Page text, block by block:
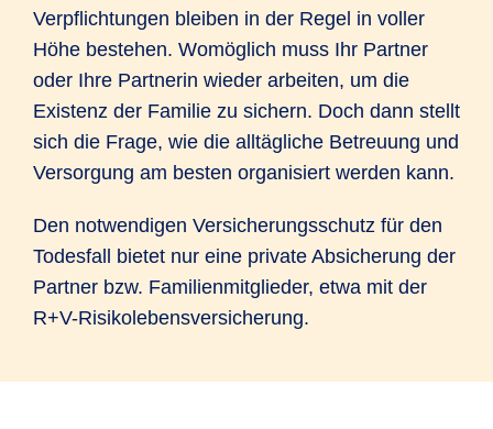
Verpflichtungen bleiben in der Regel in voller
Höhe bestehen. Womöglich muss Ihr Partner
oder Ihre Partnerin wieder arbeiten, um die
Existenz der Familie zu sichern. Doch dann stellt
sich die Frage, wie die alltägliche Betreuung und
Versorgung am besten organisiert werden kann.
Den notwendigen Versicherungsschutz für den
Todesfall bietet nur eine private Absicherung der
Partner bzw. Familienmitglieder, etwa mit der
R+V-Risikolebensversicherung.